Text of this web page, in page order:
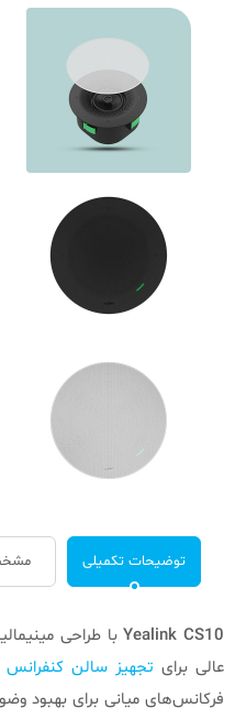
توضیحات تکمیلی
Yealink CS10با طراحی
عالی برای تجهیز سالن
فرکانس‌های میانی برای بهبود